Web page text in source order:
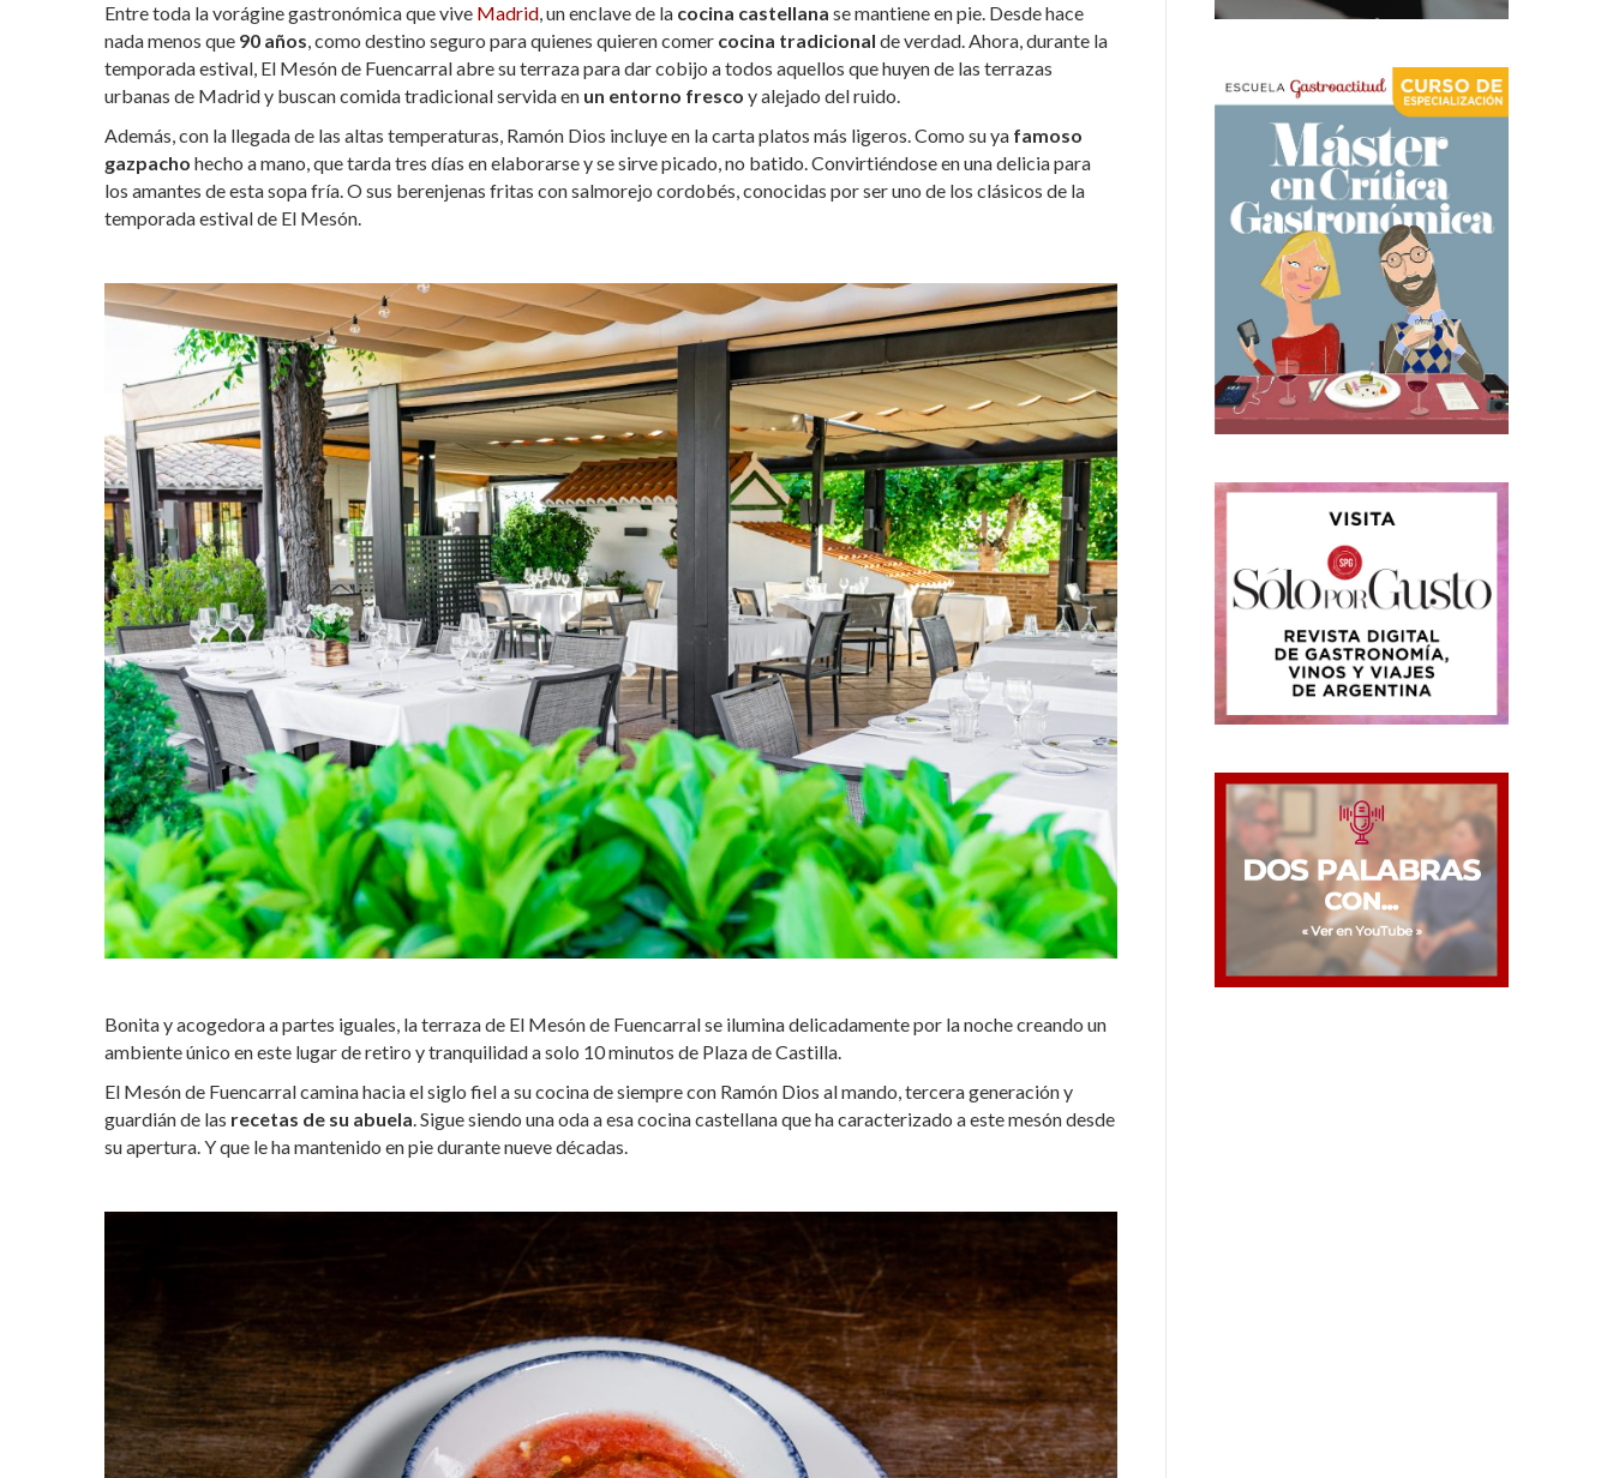
at
s
A
p
p
e
b
o
o
k
itt
er
m
p
ar
ti
r
Entre toda la vorágine gastronómica que vive Madrid, un enclave de la cocina castellana se mantiene en pie. Desde hace
nada menos que 90 años, como destino seguro para quienes quieren comer cocina tradicional de verdad. Ahora, durante la
temporada estival, El Mesón de Fuencarral abre su terraza para dar cobijo a todos aquellos que huyen de las terrazas
urbanas de Madrid y buscan comida tradicional servida en un entorno fresco y alejado del ruido.
Además, con la llegada de las altas temperaturas, Ramón Dios incluye en la carta platos más ligeros. Como su ya famoso
gazpacho hecho a mano, que tarda tres días en elaborarse y se sirve picado, no batido. Convirtiéndose en una delicia para
los amantes de esta sopa fría. O sus berenjenas fritas con salmorejo cordobés, conocidas por ser uno de los clásicos de la
temporada estival de El Mesón.
Bonita y acogedora a partes iguales, la terraza de El Mesón de Fuencarral se ilumina delicadamente por la noche creando un
ambiente único en este lugar de retiro y tranquilidad a solo 10 minutos de Plaza de Castilla.
El Mesón de Fuencarral camina hacia el siglo fiel a su cocina de siempre con Ramón Dios al mando, tercera generación y
guardián de las recetas de su abuela. Sigue siendo una oda a esa cocina castellana que ha caracterizado a este mesón desde
su apertura. Y que le ha mantenido en pie durante nueve décadas.